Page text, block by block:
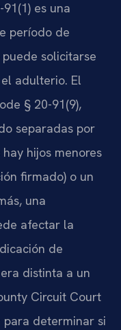
es una
período de
solicitarse
adulterio. El
§ 20-91(9),
separadas por
hijos menores
firmado) o un
una
afectar la
de
distinta a un
Circuit Court
determinar si